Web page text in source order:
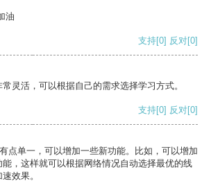
油
支持[0] 反对[0]
灵活，可以根据自己的需求选择学习方式。
支持[0] 反对[0]
点单一，可以增加一些新功能。比如，可以增加
，这样就可以根据网络情况自动选择最优的线
效果。